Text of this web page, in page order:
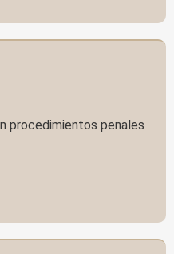
procedimientos penales